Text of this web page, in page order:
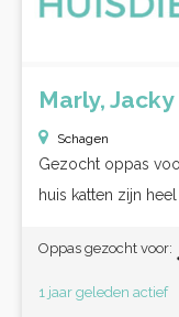
Marly, Jacky
Schagen
Gezocht oppas
huis katten zijn heel
Oppas gezocht voor:
1 jaar geleden actief